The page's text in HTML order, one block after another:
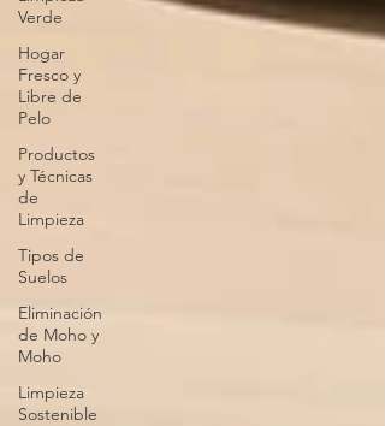
Verde
Hogar
Fresco y
Libre de
Pelo
Productos
y Técnicas
de
Limpieza
Tipos de
Suelos
Eliminación
de Moho y
Moho
Limpieza
Sostenible